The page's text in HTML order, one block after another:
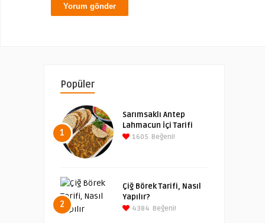
Popüler
1
Sarımsaklı Antep
Lahmacun İçi Tarifi
1605 Beğeni!
2
Çiğ Börek Tarifi, Nasıl
Yapılır?
4384 Beğeni!